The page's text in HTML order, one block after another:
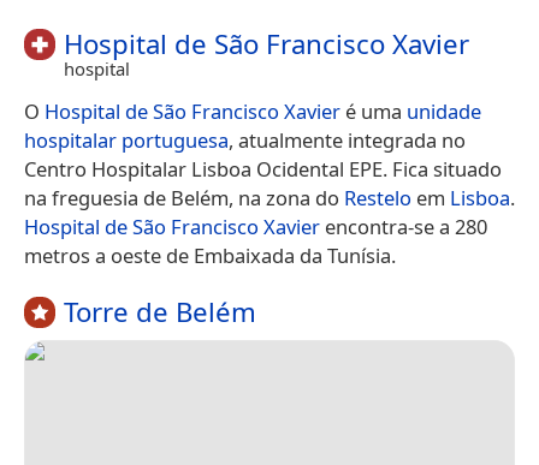
Hospital de São Francisco Xavier
hospital
O Hospital de São Francisco Xavier é uma unidade
hospitalar portuguesa, atualmente integrada no
Centro Hospitalar Lisboa Ocidental EPE. Fica situado
na freguesia de Belém, na zona do Restelo em Lisboa.
Hospital de São Francisco Xavier encontra-se a 280
metros a oeste de Embaixada da Tunísia.
Torre de Belém